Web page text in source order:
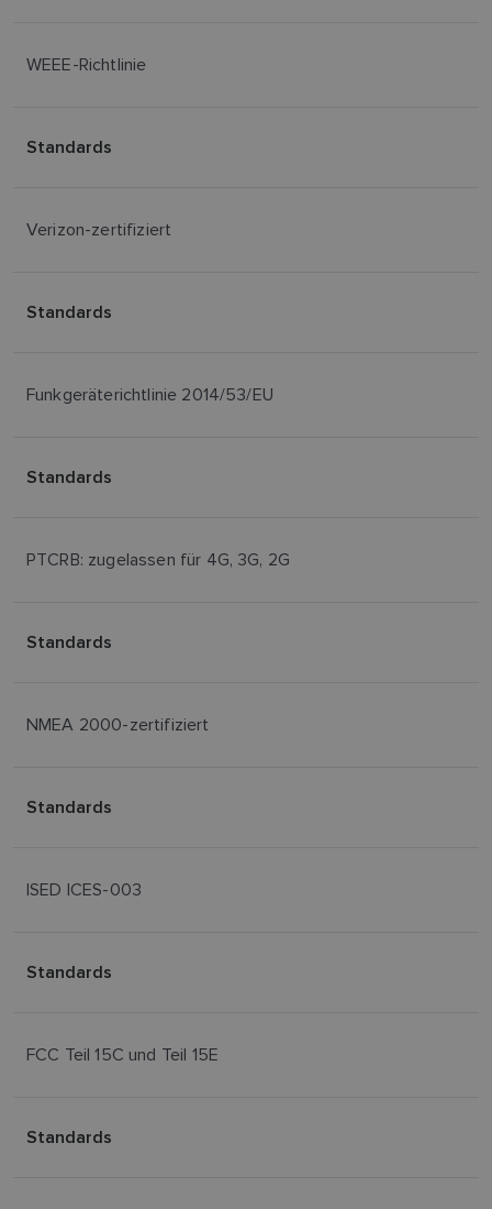
WEEE-Richtlinie
Standards
Verizon-zertifiziert
Standards
Funkgeräterichtlinie 2014/53/EU
Standards
PTCRB: zugelassen für 4G, 3G, 2G
Standards
NMEA 2000-zertifiziert
Standards
ISED ICES-003
Standards
FCC Teil 15C und Teil 15E
Standards